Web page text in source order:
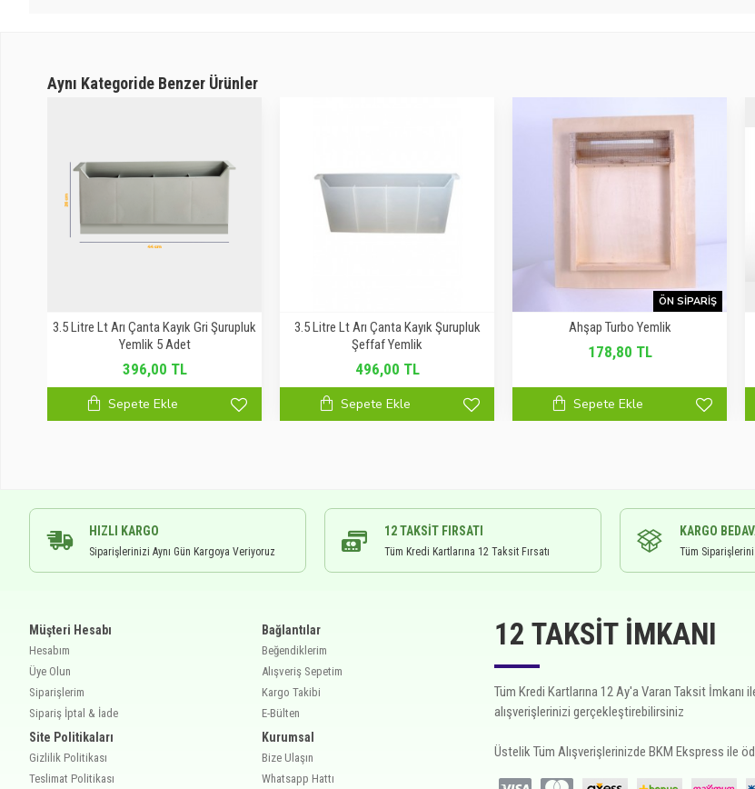
Aynı Kategoride Benzer Ürünler
3.5 Litre Lt Arı Çanta Kayık Gri Şurupluk
Yemlik 5 Adet
396,00 TL
Sepete Ekle
3.5 Litre Lt Arı Çanta Kayık Şurupluk
Şeffaf Yemlik
496,00 TL
Sepete Ekle
ÖN SIPARIŞ
Ahşap Turbo Yemlik
178,80 TL
Sepete Ekle
HIZLI KARGO
Siparişlerinizi Aynı Gün Kargoya Veriyoruz
12 TAKSIT FIRSATI
Tüm Kredi Kartlarına 12 Taksit Fırsatı
KARGO
Tüm
Müşteri Hesabı
Hesabım
Üye Olun
Siparişlerim
Sipariş İptal & İade
Site Politikaları
Gizlilik Politikası
Teslimat Politikası
Bağlantılar
Beğendiklerim
Alışveriş Sepetim
Kargo Takibi
E-Bülten
Kurumsal
Bize Ulaşın
Whatsapp Hattı
12 TAKSIT İMKANI
Tüm Kredi Kartlarına 12 Ay'a Varan Taksit İmkanı
alışverişlerinizi gerçekleştirebilirsiniz
Üstelik Tüm Alışverişlerinizde BKM Ekspress ile